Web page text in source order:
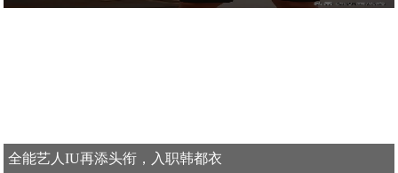
全能艺人IU再添头衔，入职韩都衣